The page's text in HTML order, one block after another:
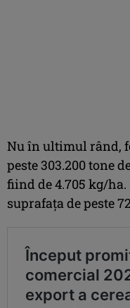
Nu în ultimul rând,
peste 303.200 tone
fiind de 4.705 kg/ha.
suprafața de peste